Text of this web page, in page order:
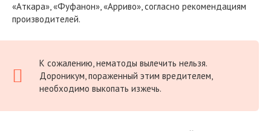
«Аткара», «Фуфанон», «Арриво», согласно рекомендациям
производителей.
К сожалению, нематоды вылечить нельзя.
Дороникум, пораженный этим вредителем,
необходимо выкопать изжечь.